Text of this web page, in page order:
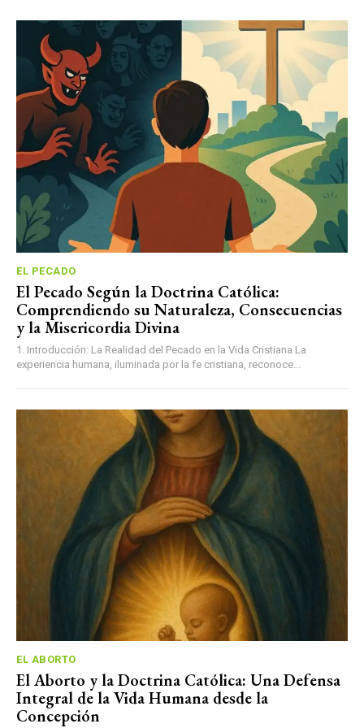
EL PECADO
El Pecado Según la Doctrina Católica:
Comprendiendo su Naturaleza, Consecuencias
y la Misericordia Divina
1. Introducción: La Realidad del Pecado en la Vida Cristiana La
experiencia humana, iluminada por la fe cristiana, reconoce...
EL ABORTO
El Aborto y la Doctrina Católica: Una Defensa
Integral de la Vida Humana desde la
Concepción